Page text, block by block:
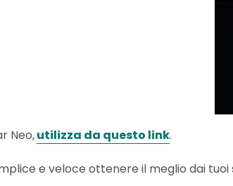
Neo,utilizza da questo link.
e veloce ottenere il meglio dai